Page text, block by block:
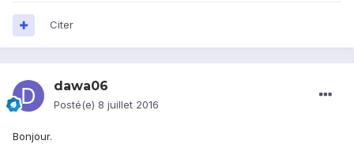
Citer
dawa06
Posté(e) 8 juillet 2016
Bonjour.